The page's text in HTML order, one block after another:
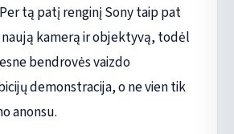
tą patį renginį Sony taip pat
kamerą ir objektyvą, todėl
bendrovės vaizdo
demonstracija, o ne vien tik
anonsu.